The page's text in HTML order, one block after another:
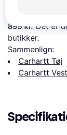
899 kr. Det er
butikker.
Sammenlign:
Carhartt Tøj
Carhartt